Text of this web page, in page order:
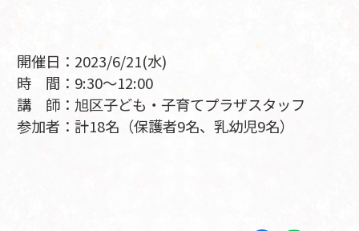
開催日：2023/6/21(水)
時 間：9:30～12:00
講 師：旭区子ども・子育てプラザスタッフ
参加者：計18名（保護者9名、乳幼児9名）